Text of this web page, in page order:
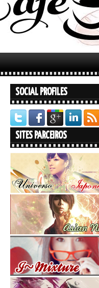
SOCIAL PROFILES
SITES PARCEIROS